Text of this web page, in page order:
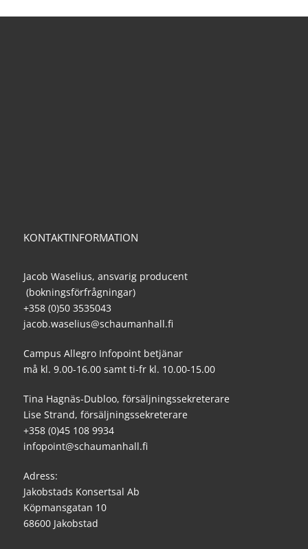
KONTAKTINFORMATION
Jacob Waselius, ansvarig producent
(bokningsförfrågningar)
+358 (0)50 3535043
jacob.waselius@schaumanhall.fi
Campus Allegro Infopoint betjänar
må kl. 9.00-16.00 samt ti-fr kl. 10.00-15.00
Tina Hagnäs-Dubloo, försäljningssekreterare
Lise Strand, försäljningssekreterare
+358 (0)45 108 9934
infopoint@schaumanhall.fi
Adress:
Jakobstads Konsertsal Ab
Köpmansgatan 10
68600 Jakobstad